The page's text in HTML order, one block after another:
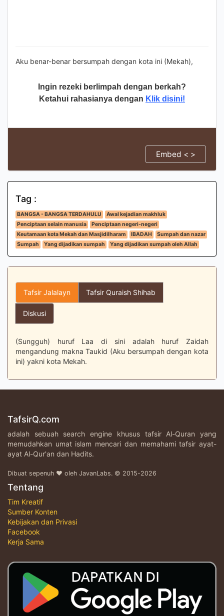
Aku benar-benar bersumpah dengan kota ini (Mekah),
Ingin rezeki berlimpah dengan berkah?
Ketahui rahasianya dengan Klik disini!
Embed < >
Tag :
BANGSA - BANGSA TERDAHULU
Awal kejadian makhluk
Penciptaan selain manusia
Penciptaan negeri-negeri
Keutamaan kota Mekah dan Masjidilharam
IBADAH
Sumpah dan nazar
Sumpah
Yang dijadikan sumpah Yang dijadikan sumpah oleh Allah
Tafsir Jalalayn Tafsir Quraish Shihab
Diskusi
(Sungguh) huruf Laa di sini adalah huruf Zaidah
mengandung makna Taukid (Aku bersumpah dengan kota
ini) yakni kota Mekah.
TafsirQ.com
adalah sebuah search engine khusus tafsir Al-Quran yang
memudahkan umat islam mencari dan memahami tafsir ayat-
ayat Al-Qur'an dan Hadits.
Dibuat sepenuh ♥ oleh JavanLabs. © 2015-2026
Tentang
Tim Kreatif
Sumber Konten
Kebijakan dan Privasi
Facebook
Kerja Sama